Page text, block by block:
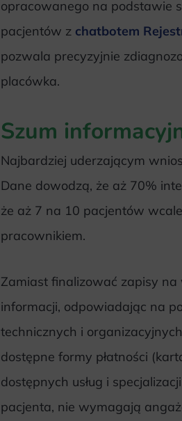
opracowanego na podstawie
pacjentów z chatbotem
pozwala precyzyjnie
placówka.
Szum
Najbardziej uderzającym
Dane dowodzą, że aż 70%
że aż 7 na 10 pacjentów
pracownikiem.
Zamiast finalizować zapisy na
informacji, odpowiadając na
technicznych i
dostępne formy płatności
dostępnych usług i
pacjenta, nie wymagają